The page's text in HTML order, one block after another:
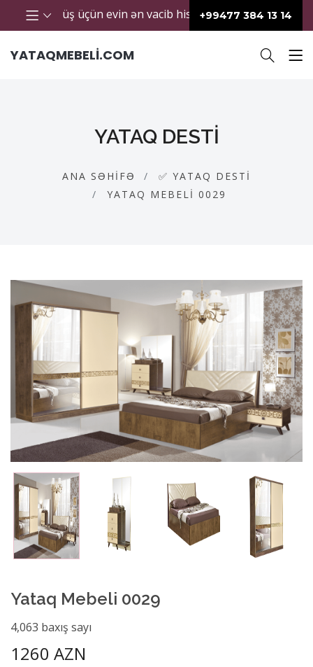
görünüş üçün evin ən vacib hissələrindən biridir.
+99477 384 13 14
YATAQMEBELI.COM
YATAQ DESTI
ANA SƏHIFƏ
✅ YATAQ DESTI
YATAQ MEBELI 0029
Yataq Mebeli 0029
4,063 baxış sayı
1260 AZN